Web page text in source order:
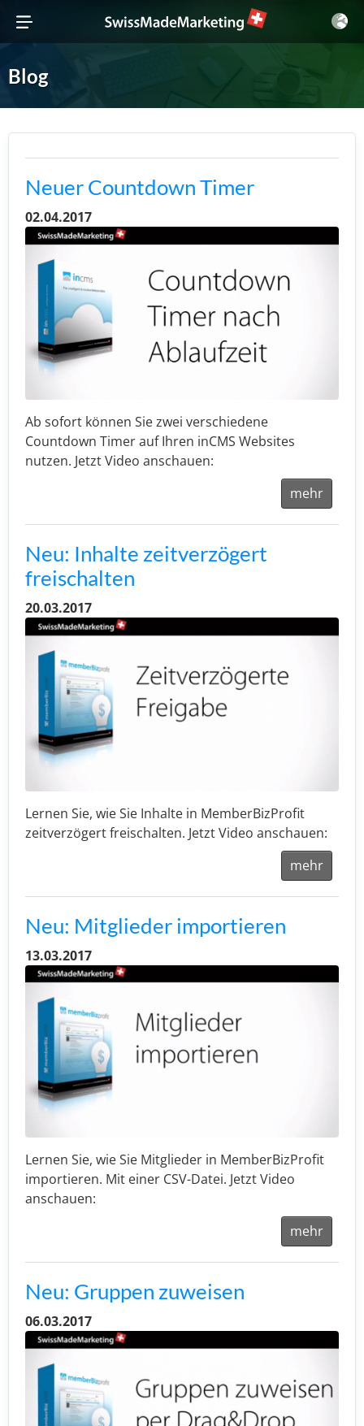
Blog
Neuer Countdown Timer
02.04.2017
Ab sofort können Sie zwei verschiedene
Countdown Timer auf Ihren inCMS Websites
nutzen. Jetzt Video anschauen:
mehr
Neu: Inhalte zeitverzögert
freischalten
20.03.2017
Lernen Sie, wie Sie Inhalte in MemberBizProfit
zeitverzögert freischalten. Jetzt Video anschauen:
mehr
Neu: Mitglieder importieren
13.03.2017
Lernen Sie, wie Sie Mitglieder in MemberBizProfit
importieren. Mit einer CSV-Datei. Jetzt Video
anschauen:
mehr
Neu: Gruppen zuweisen
06.03.2017